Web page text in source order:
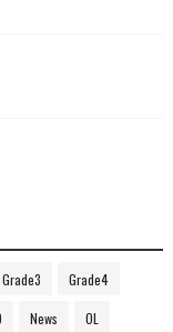
Grade3 Grade4
News OL